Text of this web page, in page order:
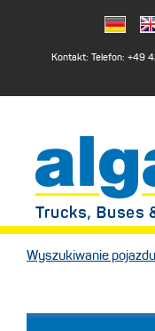
Kontakt: Telefon: +49
Wyszukiwanie pojazdu